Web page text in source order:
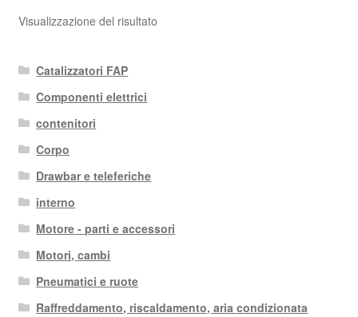
Visualizzazione del risultato
Catalizzatori FAP
Componenti elettrici
contenitori
Corpo
Drawbar e teleferiche
interno
Motore - parti e accessori
Motori, cambi
Pneumatici e ruote
Raffreddamento, riscaldamento, aria condizionata